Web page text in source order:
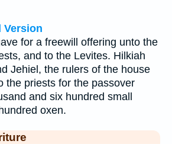
Version
for a freewill offering unto the
and to the Levites. Hilkiah
Jehiel, the rulers of the house
the priests for the passover
and six hundred small
oxen.